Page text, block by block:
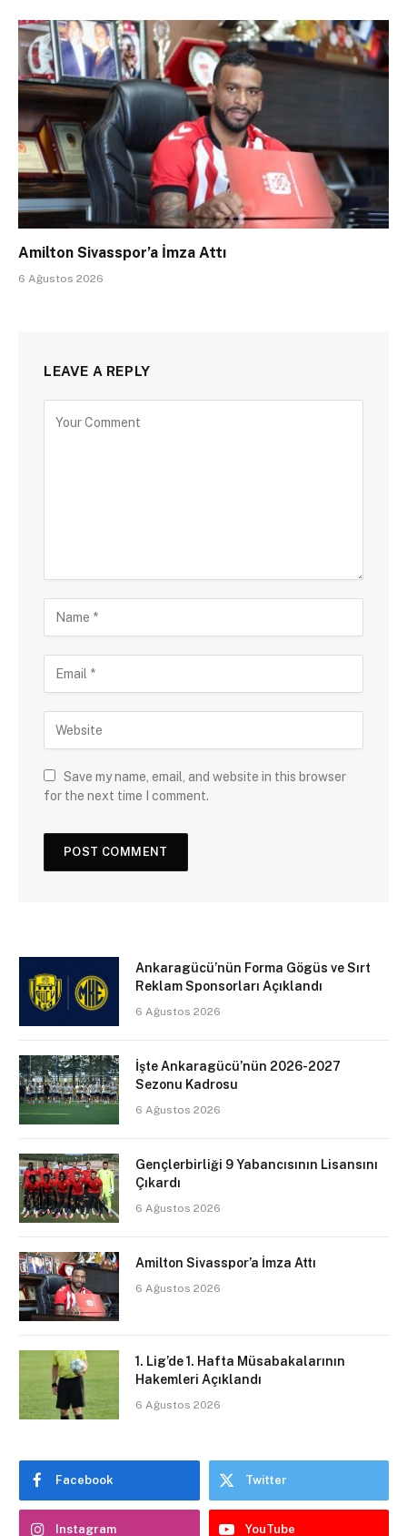
Amilton Sivasspor’a İmza Attı
6 Ağustos 2026
LEAVE A REPLY
Save my name, email, and website in this browser
for the next time I comment.
Ankaragücü’nün Forma Gögüs ve Sırt
Reklam Sponsorları Açıklandı
6 Ağustos 2026
İşte Ankaragücü’nün 2026-2027
Sezonu Kadrosu
6 Ağustos 2026
Gençlerbirliği 9 Yabancısının Lisansını
Çıkardı
6 Ağustos 2026
Amilton Sivasspor’a İmza Attı
6 Ağustos 2026
1. Lig’de 1. Hafta Müsabakalarının
Hakemleri Açıklandı
6 Ağustos 2026
Facebook Twitter
Instagram YouTube